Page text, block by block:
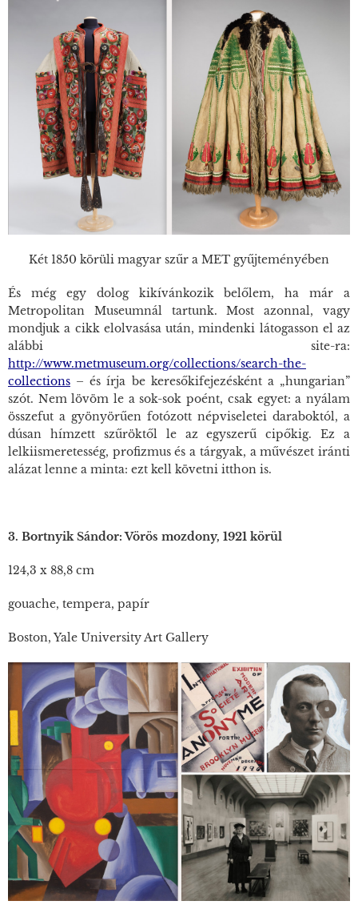
Két 1850 körüli magyar szűr a MET gyűjteményében
És még egy dolog kikívánkozik belőlem, ha már a
Metropolitan Museumnál tartunk. Most azonnal, vagy
mondjuk a cikk elolvasása után, mindenki látogasson el az
alábbi site-ra:
http://www.metmuseum.org/collections/search-the-
collections – és írja be keresőkifejezésként a „hungarian”
szót. Nem lövöm le a sok-sok poént, csak egyet: a nyálam
összefut a gyönyörűen fotózott népviseletei daraboktól, a
dúsan hímzett szűröktől le az egyszerű cipőkig. Ez a
lelkiismeretesség, profizmus és a tárgyak, a művészet iránti
alázat lenne a minta: ezt kell követni itthon is.
3. Bortnyik Sándor: Vörös mozdony, 1921 körül
124,3 x 88,8 cm
gouache, tempera, papír
Boston, Yale University Art Gallery